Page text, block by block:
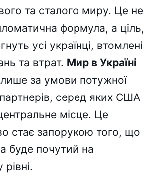
та сталого миру. Це не
формула, а ціль,
усі українці, втомлені
та втрат. Мир в Україні
за умови потужної
серед яких США
місце. Це
стає запорукою того, що
буде почутий на